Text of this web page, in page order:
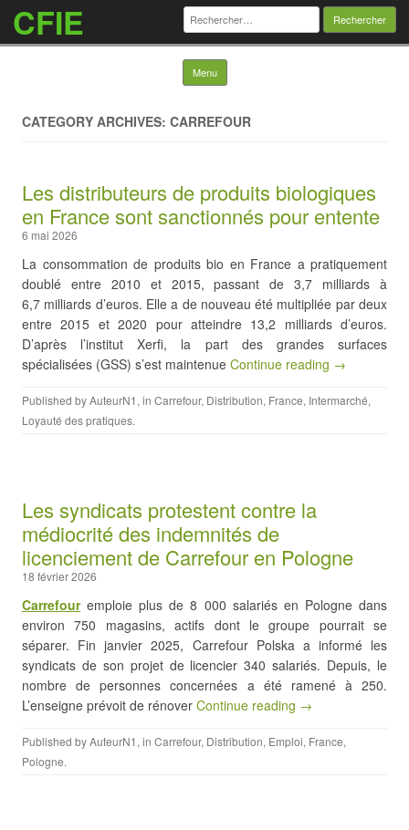
CFIE Rechercher :
Menu Skip to content
CATEGORY ARCHIVES: CARREFOUR
Les distributeurs de produits biologiques
en France sont sanctionnés pour entente
6 mai 2026
La consommation de produits bio en France a pratiquement
doublé entre 2010 et 2015, passant de 3,7 milliards à
6,7 milliards d’euros. Elle a de nouveau été multipliée par deux
entre 2015 et 2020 pour atteindre 13,2 milliards d’euros.
D’après l’institut Xerfi, la part des grandes surfaces
spécialisées (GSS) s’est maintenue Continue reading →
Published byAuteurN1 , in Carrefour, Distribution, France, Intermarché,
Loyauté des pratiques.
Les syndicats protestent contre la
médiocrité des indemnités de
licenciement de Carrefour en Pologne
18 février 2026
Carrefouremploie plus de 8 000 salariés en Pologne dans
environ 750 magasins, actifs dont le groupe pourrait se
séparer. Fin janvier 2025, Carrefour Polska a informé les
syndicats de son projet de licencier 340 salariés. Depuis, le
nombre de personnes concernées a été ramené à 250.
L’enseigne prévoit de rénover Continue reading →
Published byAuteurN1 , in Carrefour, Distribution, Emploi, France,
Pologne.